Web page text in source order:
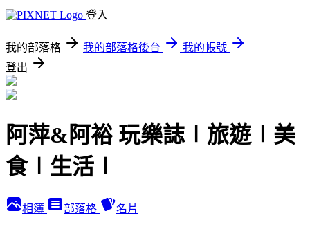
登入
我的部落格 我的部落格後台
我的帳號
登出
阿萍&阿裕 玩樂誌∣旅遊∣美
食∣生活∣
相簿 部落格 名片